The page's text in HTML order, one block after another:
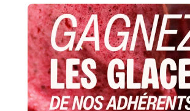
CONCOURS GOURMAND 🍦
L`été est là, et pour...
49 66